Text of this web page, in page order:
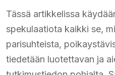
Tässä artikkelissa
spekulaatiota kaikki se,
parisuhteista,
tiedetään luotettavan ja